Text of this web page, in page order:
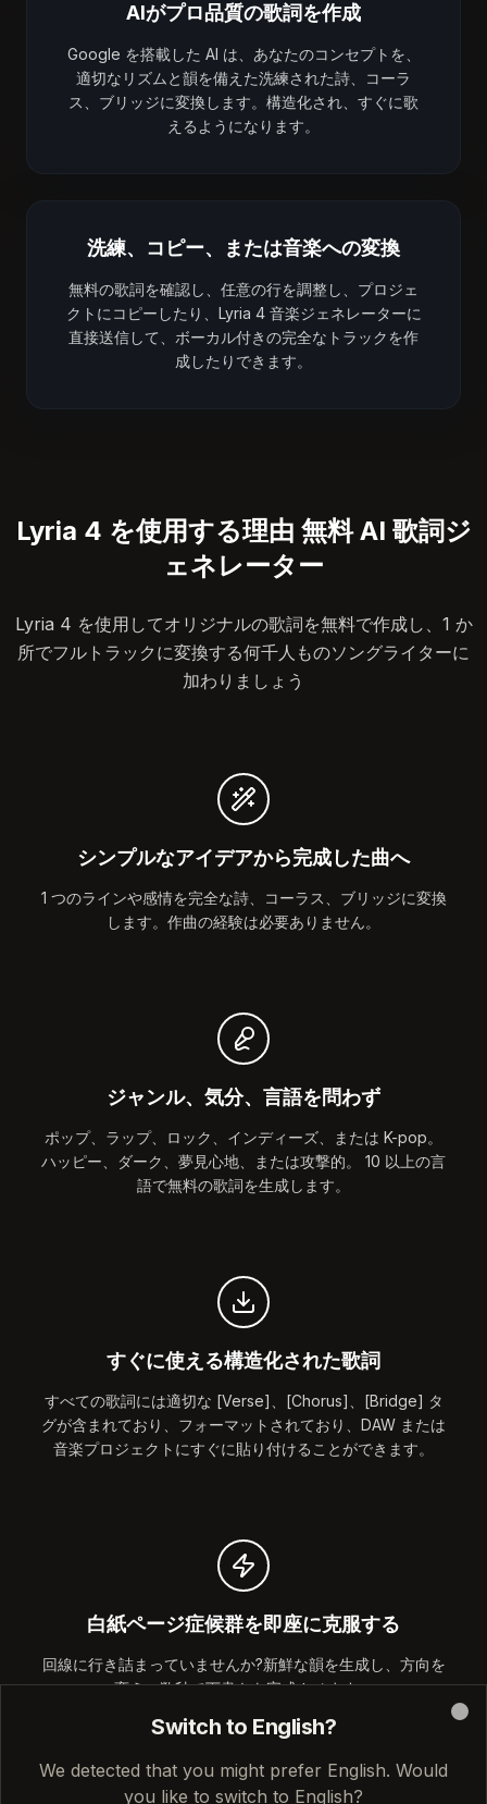
AIがプロ品質の歌詞を作成
Google を搭載した AI は、あなたのコンセプトを、
適切なリズムと韻を備えた洗練された詩、コーラ
ス、ブリッジに変換します。構造化され、すぐに歌
えるようになります。
洗練、コピー、または音楽への変換
無料の歌詞を確認し、任意の行を調整し、プロジェ
クトにコピーしたり、Lyria 4 音楽ジェネレーターに
直接送信して、ボーカル付きの完全なトラックを作
成したりできます。
Lyria 4 を使用する理由 無料 AI 歌詞ジ
ェネレーター
Lyria 4 を使用してオリジナルの歌詞を無料で作成し、1 か
所でフルトラックに変換する何千人ものソングライターに
加わりましょう
シンプルなアイデアから完成した曲へ
1 つのラインや感情を完全な詩、コーラス、ブリッジに変換
します。作曲の経験は必要ありません。
ジャンル、気分、言語を問わず
ポップ、ラップ、ロック、インディーズ、または K-pop。
ハッピー、ダーク、夢見心地、または攻撃的。 10 以上の言
語で無料の歌詞を生成します。
すぐに使える構造化された歌詞
すべての歌詞には適切な [Verse]、[Chorus]、[Bridge] タ
グが含まれており、フォーマットされており、DAW または
音楽プロジェクトにすぐに貼り付けることができます。
白紙ページ症候群を即座に克服する
回線に行き詰まっていませんか?新鮮な韻を生成し、方向を
変え、数秒で下書きを完成させます。
Switch to English?
We detected that you might prefer English. Would
you like to switch to English?